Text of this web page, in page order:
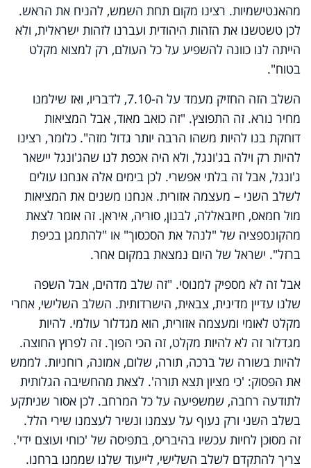
מהאנטישמיות. רצינו מקום תחת השמש, להניח את הראש.
לכן טשטשנו את הזהות היהודית ועברנו לזהות ישראלית, ולא
הייתה לנו כוונה להשפיע על כל העולם, רק למצוא מקלט
בטוח".
השלב הזה החזיק מעמד על ה-7.10, לדבריו, ואז שילמנו
מחיר נורא. זה התפוצץ. "זה כואב מאוד, אבל המציאות
דוחקת בנו להיות משהו הרבה יותר גדול מזה". כלומר, רצינו
להיות רק וילה בג'ונגל, ולא היה אכפת לנו שהג'ונגל יישאר
ג'ונגל, אבל זה בלתי אפשרי. לכן בימים אלה אנחנו עולים
לשלב השני – מעצמה אזורית. אנחנו משנים את המציאות
מול חמאס, חיזבאללה, לבנון, סוריה, איראן. זה אומר לצאת
מהקונספציה של "לנהל את הסכסוך" או "להתמגן בכיפת
ברזל". ישראל של היום נמצאת במקום אחר.
אבל זה לא מספיק למנוסי. "זה שלב מדהים, אבל השפה
שלנו עדיין מדינית, צבאית, הישרדותית. השלב השלישי, אחרי
מקלט לאומי ומעצמה אזורית, הוא מגדלור עולמי. להיות
מגדלור זה לא להיות מקלט, זה הכי הפוך. זה לפרוץ החוצה.
להיות בשורה של ברכה, תורה, שלום, אמונה, רוחניות. לממש
את הפסוק: 'כי מציון תצא תורה'. לצאת מהחשיבה הגלותית
לתודעה רחבה, שמשפיעה על כל המרחב. לכן אסור שניתקע
בשלב השני ורק נעוף על עצמנו ונשיר לעצמנו שירי הלל.
זה מסוכן לחיות עכשיו בהיבריס, בתפיסה של 'כוחי ועוצם ידי'.
צריך להתקדם לשלב השלישי, לייעוד שלנו שממנו ברחנו.